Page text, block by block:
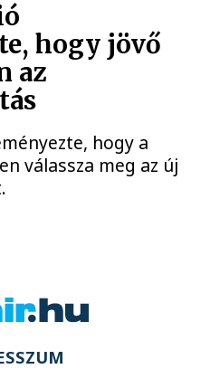
hogy jövő
az
hogy a
válassza meg az új